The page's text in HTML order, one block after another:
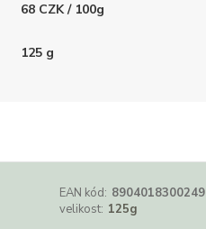
68 CZK / 100g
125 g
EAN kód: 8904018300249
velikost: 125g